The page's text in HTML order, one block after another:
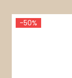
-50%